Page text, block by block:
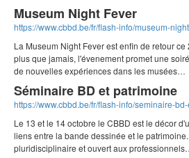
Museum Night Fever
https://www.cbbd.be/fr/flash-info/museum-
La Museum Night Fever est enfin de retour
plus que jamais, l'évenement promet une
de nouvelles expériences dans les musées…
Séminaire BD et patrimoine
https://www.cbbd.be/fr/flash-info/seminaire-
Le 13 et le 14 octobre le CBBD est le décor
liens entre la bande dessinée et le
pluridisciplinaire et ouvert aux